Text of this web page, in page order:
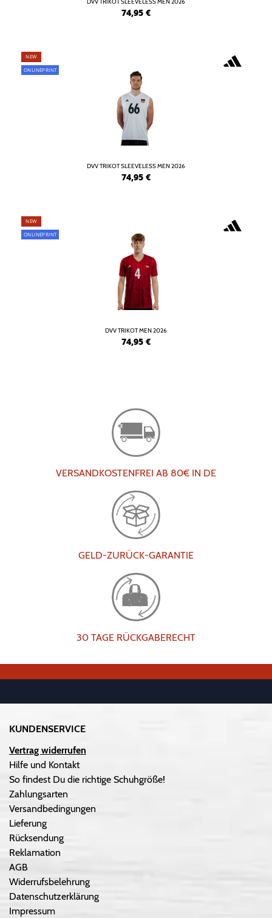
74,95 €
NEW
ONLINEPRINT
DVV TRIKOT SLEEVELESS MEN 2026
74,95 €
NEW
ONLINEPRINT
DVV TRIKOT MEN 2026
74,95 €
VERSANDKOSTENFREI AB 80€ IN DE
GELD-ZURÜCK-GARANTIE
30 TAGE RÜCKGABERECHT
KUNDENSERVICE
Vertrag widerrufen
Hilfe und Kontakt
So findest Du die richtige Schuhgröße!
Zahlungsarten
Versandbedingungen
Lieferung
Rücksendung
Reklamation
AGB
Widerrufsbelehrung
Datenschutzerklärung
Impressum